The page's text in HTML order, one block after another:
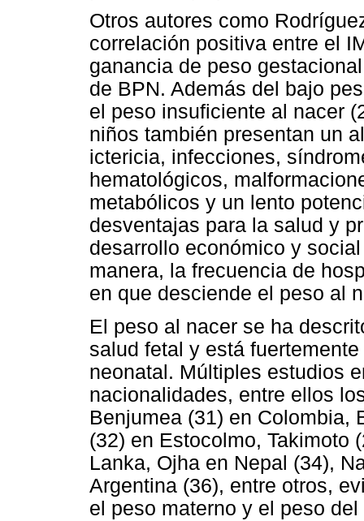
Otros autores como
correlación positiva entre el
ganancia de peso
de BPN. Además del bajo
el peso insuficiente al nacer
niños también presentan un
ictericia, infecciones,
hematológicos,
metabólicos y un lento
desventajas para la salud y
desarrollo económico y
manera, la frecuencia de
en que desciende el peso al
El peso al nacer se ha
salud fetal y está
neonatal. Múltiples estudios
nacionalidades, entre ellos
Benjumea (31) en Colombia,
(32) en Estocolmo, Takimoto
Lanka, Ojha en Nepal (34),
Argentina (36), entre otros,
el peso materno y el peso